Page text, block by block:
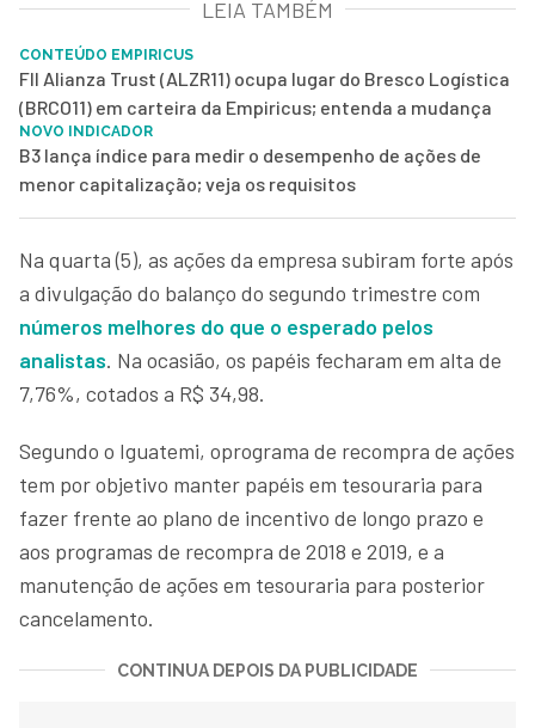
LEIA TAMBÉM
CONTEÚDO EMPIRICUS
FII Alianza Trust (ALZR11) ocupa lugar do Bresco Logística
(BRCO11) em carteira da Empiricus; entenda a mudança
NOVO INDICADOR
B3 lança índice para medir o desempenho de ações de
menor capitalização; veja os requisitos
Na quarta (5), as ações da empresa subiram forte após
a divulgação do balanço do segundo trimestre com
números melhores do que o esperado pelos
analistas. Na ocasião, os papéis fecharam em alta de
7,76%, cotados a R$ 34,98.
Segundo o Iguatemi, oprograma de recompra de ações
tem por objetivo manter papéis em tesouraria para
fazer frente ao plano de incentivo de longo prazo e
aos programas de recompra de 2018 e 2019, e a
manutenção de ações em tesouraria para posterior
cancelamento.
CONTINUA DEPOIS DA PUBLICIDADE